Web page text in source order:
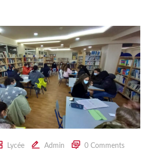
Lycée Admin 0 Comments